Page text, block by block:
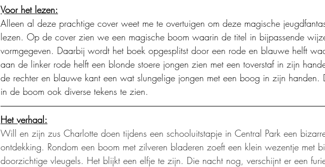
Voor het lezen:
Alleen al deze prachtige cover weet me te overtuigen om deze magische
lezen. Op de cover zien we een magische boom waarin de titel in bijpassende
vormgegeven. Daarbij wordt het boek opgesplitst door een rode en blauwe helft
aan de linker rode helft een blonde stoere jongen zien met een toverstaf in zijn
de rechter en blauwe kant een wat slungelige jongen met een boog in zijn handen.
in de boom ook diverse tekens te zien.
Het verhaal:
Will en zijn zus Charlotte doen tijdens een schooluitstapje in Central Park een
ontdekking. Rondom een boom met zilveren bladeren zoeft een klein wezentje met
doorzichtige vleugels. Het blijkt een elfje te zijn. Die nacht nog, verschijnt er een